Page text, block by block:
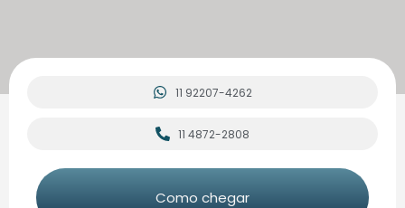
11 92207-4262
11 4872-2808
Como chegar